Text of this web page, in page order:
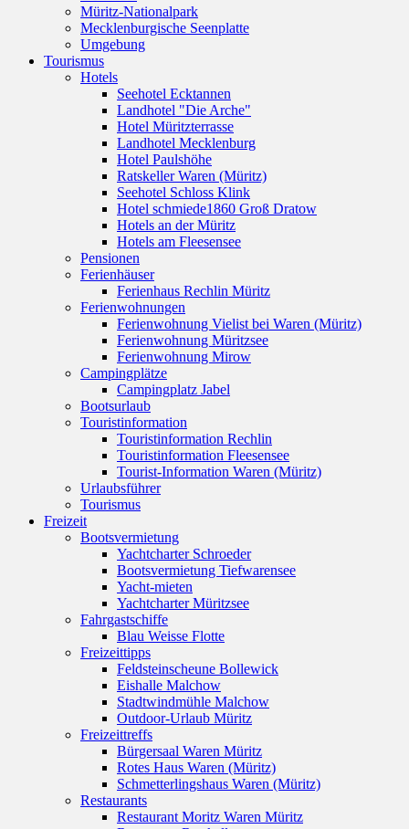
Müritz-Nationalpark
Mecklenburgische Seenplatte
Umgebung
Tourismus
Hotels
Seehotel Ecktannen
Landhotel "Die Arche"
Hotel Müritzterrasse
Landhotel Mecklenburg
Hotel Paulshöhe
Ratskeller Waren (Müritz)
Seehotel Schloss Klink
Hotel schmiede1860 Groß Dratow
Hotels an der Müritz
Hotels am Fleesensee
Pensionen
Ferienhäuser
Ferienhaus Rechlin Müritz
Ferienwohnungen
Ferienwohnung Vielist bei Waren (Müritz)
Ferienwohnung Müritzsee
Ferienwohnung Mirow
Campingplätze
Campingplatz Jabel
Bootsurlaub
Touristinformation
Touristinformation Rechlin
Touristinformation Fleesensee
Tourist-Information Waren (Müritz)
Urlaubsführer
Tourismus
Freizeit
Bootsvermietung
Yachtcharter Schroeder
Bootsvermietung Tiefwarensee
Yacht-mieten
Yachtcharter Müritzsee
Fahrgastschiffe
Blau Weisse Flotte
Freizeittipps
Feldsteinscheune Bollewick
Eishalle Malchow
Stadtwindmühle Malchow
Outdoor-Urlaub Müritz
Freizeittreffs
Bürgersaal Waren Müritz
Rotes Haus Waren (Müritz)
Schmetterlingshaus Waren (Müritz)
Restaurants
Restaurant Moritz Waren Müritz